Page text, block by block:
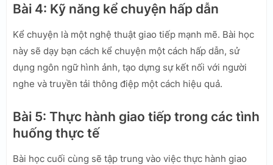
Bài 4: Kỹ năng kể chuyện hấp dẫn
Kể chuyện là một nghệ thuật giao tiếp mạnh mẽ. Bài học
này sẽ dạy bạn cách kể chuyện một cách hấp dẫn, sử
dụng ngôn ngữ hình ảnh, tạo dựng sự kết nối với người
nghe và truyền tải thông điệp một cách hiệu quả.
Bài 5: Thực hành giao tiếp trong các tình
huống thực tế
Bài học cuối cùng sẽ tập trung vào việc thực hành giao